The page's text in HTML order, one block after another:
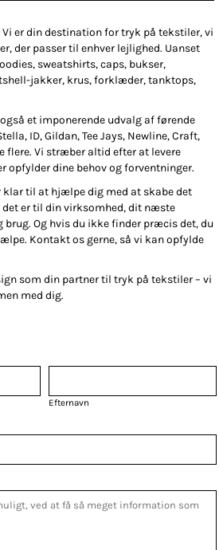
er din destination for tryk på tekstiler, vi
der passer til enhver lejlighed. Uanset
sweatshirts, caps, bukser,
jakker, krus, forklæder, tanktops,
et imponerende udvalg af førende
ID, Gildan, Tee Jays, Newline, Craft,
flere. Vi stræber altid efter at levere
opfylder dine behov og forventninger.
klar til at hjælpe dig med at skabe det
det er til din virksomhed, dit næste
Og hvis du ikke finder præcis det, du
Kontakt os gerne, så vi kan opfylde
som din partner til tryk på tekstiler – vi
med dig.
Efternavn